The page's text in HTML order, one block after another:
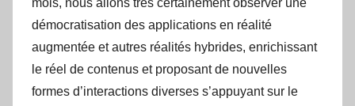
mois, nous allons très certainement observer une
démocratisation des applications en réalité
augmentée et autres réalités hybrides, enrichissant
le réel de contenus et proposant de nouvelles
formes d’interactions diverses s’appuyant sur le